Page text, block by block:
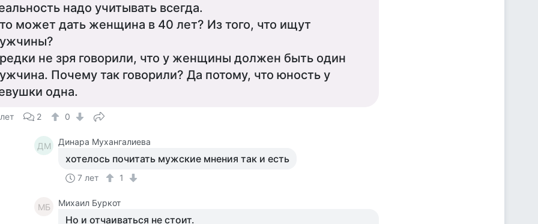
надо учитывать всегда.
может дать женщина в 40 лет? Из того, что ищут
не зря говорили, что у женщины должен быть один
Почему так говорили? Да потому, что юность у
одна.
2 0
ДМ Динара Мухангалиева
хотелось почитать мужские мнения так и есть
7 лет 1
МБ Михаил Буркот
Но и отчаиваться не стоит.